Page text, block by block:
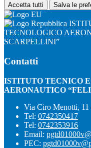
Accetta tutti Salva le
TECNOLOGICO
SCARPELLINI”
Contatti
ISTITUTO TECNICO
AERONAUTICO
Via Ciro Menotti,
Tel: 0742350417
Tel: 0742353916
Email:
PEC: